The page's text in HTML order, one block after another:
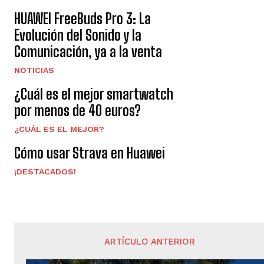
HUAWEI FreeBuds Pro 3: La
Evolución del Sonido y la
Comunicación, ya a la venta
NOTICIAS
¿Cuál es el mejor smartwatch
por menos de 40 euros?
¿CUÁL ES EL MEJOR?
Cómo usar Strava en Huawei
¡DESTACADOS!
ARTÍCULO ANTERIOR